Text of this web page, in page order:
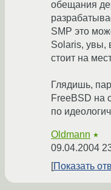
обещания
SMP это
Solaris, увы,
стоит на
Глядишь,
FreeBSD на
по
Oldmann ★
09.04.2004
Показать